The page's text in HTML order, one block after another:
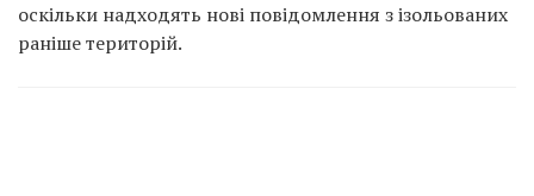
оскільки надходять нові повідомлення з ізольованих
раніше територій.